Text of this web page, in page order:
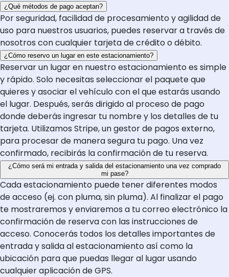
¿Qué métodos de pago aceptan?
Por seguridad, facilidad de procesamiento y agilidad de
uso para nuestros usuarios, puedes reservar a través de
nosotros con cualquier tarjeta de crédito o débito.
¿Cómo reservo un lugar en este estacionamiento?
Reservar un lugar en nuestro estacionamiento es simple
y rápido. Solo necesitas seleccionar el paquete que
quieres y asociar el vehículo con el que estarás usando
el lugar. Después, serás dirigido al proceso de pago
donde deberás ingresar tu nombre y los detalles de tu
tarjeta. Utilizamos Stripe, un gestor de pagos externo,
para procesar de manera segura tu pago. Una vez
confirmado, recibirás la confirmación de tu reserva.
¿Cómo será mi entrada y salida del estacionamiento una vez comprado
mi pase?
Cada estacionamiento puede tener diferentes modos
de acceso (ej. con pluma, sin pluma). Al finalizar el pago
te mostraremos y enviaremos a tu correo electrónico la
confirmación de reserva con las instrucciones de
acceso. Conocerás todos los detalles importantes de
entrada y salida al estacionamiento así como la
ubicación para que puedas llegar al lugar usando
cualquier aplicación de GPS.